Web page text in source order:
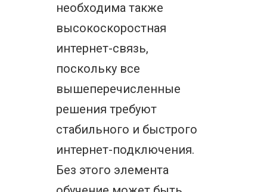
необходима также
высокоскоростная
интернет-связь,
поскольку все
вышеперечисленные
решения требуют
стабильного и быстрого
интернет-подключения.
Без этого элемента